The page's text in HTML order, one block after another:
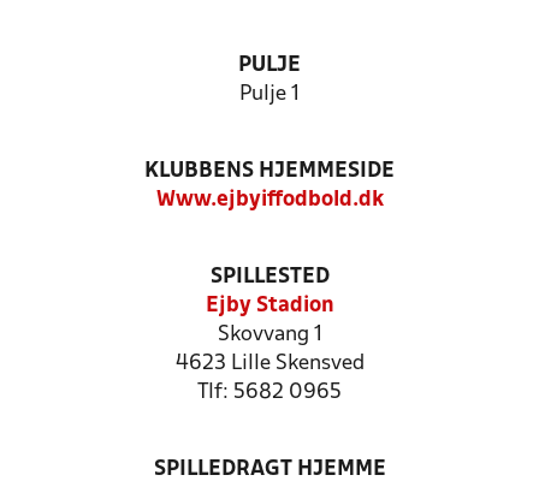
PULJE
Pulje 1
KLUBBENS HJEMMESIDE
Www.ejbyiffodbold.dk
SPILLESTED
Ejby Stadion
Skovvang 1
4623 Lille Skensved
Tlf: 5682 0965
SPILLEDRAGT HJEMME